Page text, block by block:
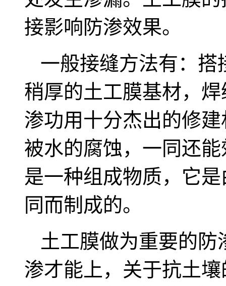
接影响防渗效果。
一般接缝方法有：搭
稍厚的土工膜基材，
渗功用十分杰出的修
被水的腐蚀，一同还
是一种组成物质，它
同而制成的。
土工膜做为重要的
渗才能上，关于抗土